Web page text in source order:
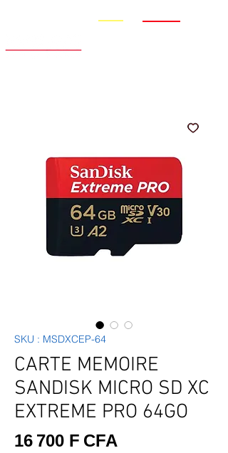
SKU : MSDXCEP-64
CARTE MEMOIRE
SANDISK MICRO SD XC
EXTREME PRO 64GO
16 700 F CFA